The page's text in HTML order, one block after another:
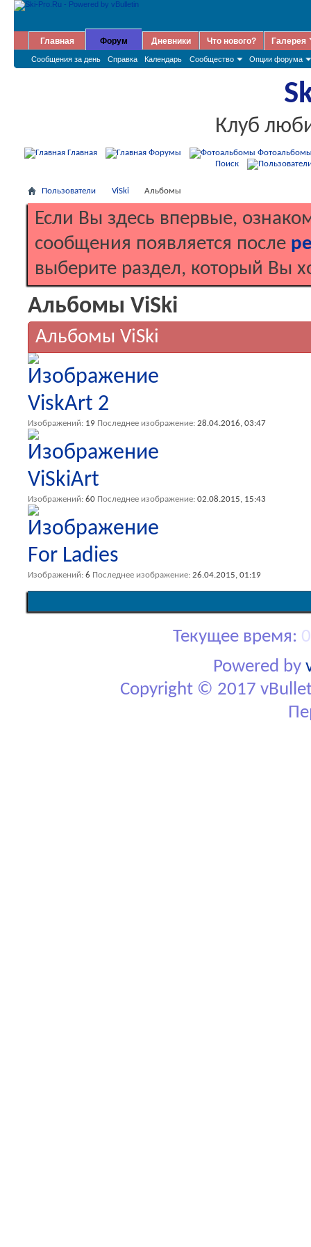
Главная Форум
Сообщения за день Справка Календарь Сообщество Опции форума
Дневники Что нового? Галерея
Клуб
Главная Форумы
Поиск
Пользователи ViSki Альбомы
Если Вы здесь впервые,
сообщения появляется после
выберите раздел, который Вы
Альбомы ViSki
Альбомы ViSki
ViskArt 2
Изображений 19 Последнее изображение 28.04.2016, 03:47
ViSkiArt
Изображений 60 Последнее изображение 02.08.2015, 15:43
For Ladies
Изображений 6 Последнее изображение 26.04.2015, 01:19
Текущее время:
Powered by
Copyright © 2017